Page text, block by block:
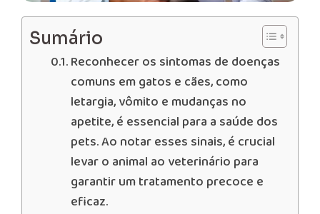
Sumário
Reconhecer os sintomas de doenças
comuns em gatos e cães, como
letargia, vômito e mudanças no
apetite, é essencial para a saúde dos
pets. Ao notar esses sinais, é crucial
levar o animal ao veterinário para
garantir um tratamento precoce e
eficaz.